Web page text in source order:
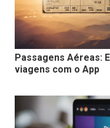
Passagens Aéreas:
viagens com o App